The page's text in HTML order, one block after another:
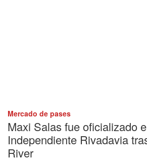
Mercado de pases
Maxi Salas fue oficializado
Independiente Rivadavia
River